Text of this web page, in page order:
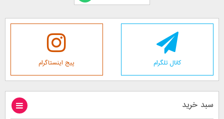
کانال تلگرام پیج اینستاگرام
سبد خرید